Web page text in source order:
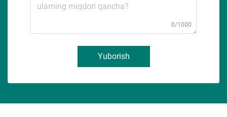
0/1000
Yuborish